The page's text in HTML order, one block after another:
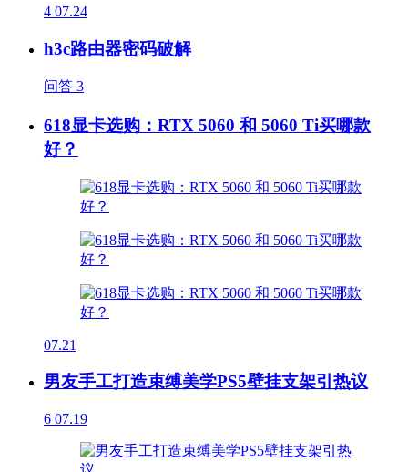
4 07.24
h3c路由器密码破解
问答 3
618显卡选购：RTX 5060 和 5060 Ti买哪款
好？
07.21
男友手工打造束缚美学PS5壁挂支架引热议
6 07.19